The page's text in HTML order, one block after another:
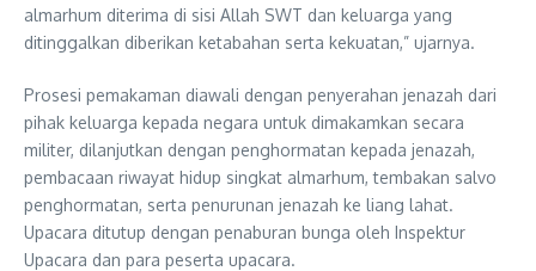
almarhum diterima di sisi Allah SWT dan keluarga yang
ditinggalkan diberikan ketabahan serta kekuatan,” ujarnya.
Prosesi pemakaman diawali dengan penyerahan jenazah dari
pihak keluarga kepada negara untuk dimakamkan secara
militer, dilanjutkan dengan penghormatan kepada jenazah,
pembacaan riwayat hidup singkat almarhum, tembakan salvo
penghormatan, serta penurunan jenazah ke liang lahat.
Upacara ditutup dengan penaburan bunga oleh Inspektur
Upacara dan para peserta upacara.